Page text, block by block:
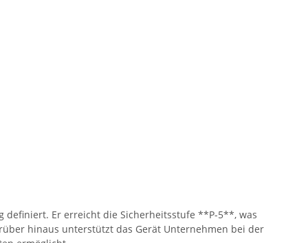
Er erreicht die Sicherheitsstufe **P-5**, was
hinaus unterstützt das Gerät Unternehmen bei der